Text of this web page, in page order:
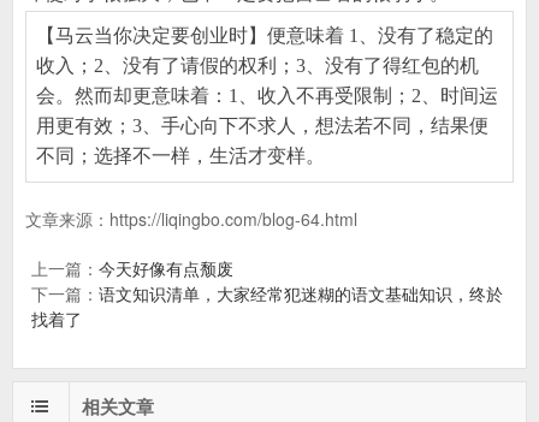
【马云当你决定要创业时】便意味着 1
、没有了稳定的
收入； 2 、没有了请假的权利； 3 、没有了得红包的机
会。然而却更意味着： 1 、收入不再受限制； 2 、时间运
用更有效； 3 、手心向下不求人，想法若不同，结果便
不同；选择不一样，生活才变样。
文章来源： https://liqingbo.com/blog-64.html
上一篇： 今天好像有点颓废
下一篇： 语文知识清单，大家经常犯迷糊的语文基础知识，终於
找着了
相关文章